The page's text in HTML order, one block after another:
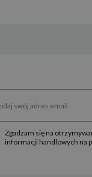
Zgadzam się na
informacji handlowych na